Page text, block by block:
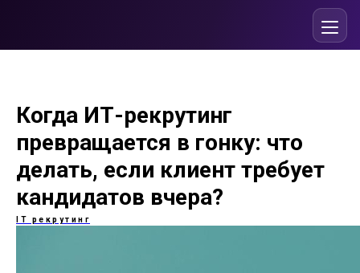
Когда ИТ-рекрутинг
превращается в гонку: что
делать, если клиент требует
кандидатов вчера?
IT рекрутинг